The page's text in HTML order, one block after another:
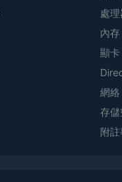
處
內
顯卡
網絡
存
附